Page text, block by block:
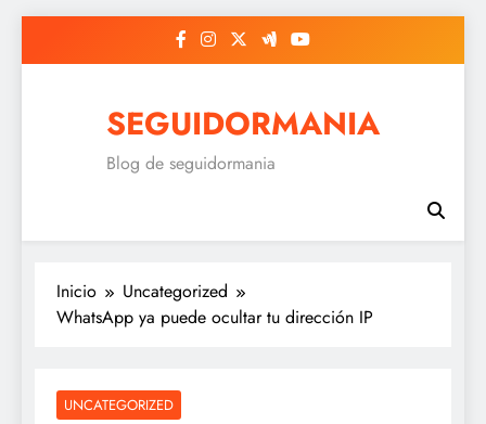
SEGUIDORMANIA
Blog de seguidormania
Inicio
Uncategorized
WhatsApp ya puede ocultar tu dirección IP
UNCATEGORIZED